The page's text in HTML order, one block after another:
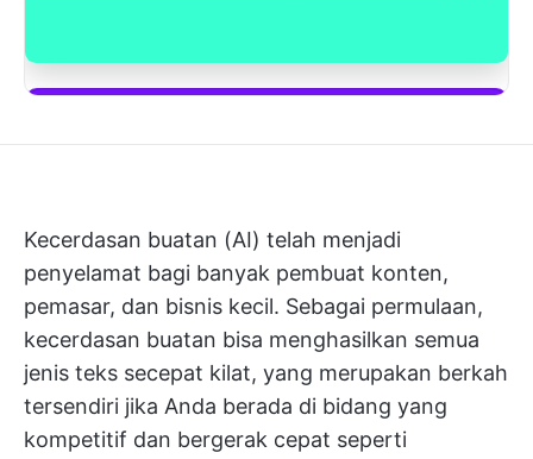
Kecerdasan buatan (AI) telah menjadi
penyelamat bagi banyak pembuat konten,
pemasar, dan bisnis kecil. Sebagai permulaan,
kecerdasan buatan bisa menghasilkan semua
jenis teks secepat kilat, yang merupakan berkah
tersendiri jika Anda berada di bidang yang
kompetitif dan bergerak cepat seperti